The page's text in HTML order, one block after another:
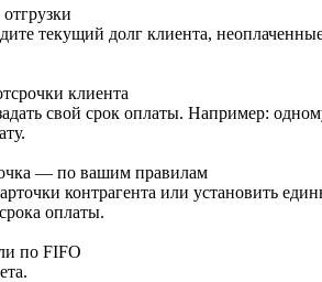
текущий долг клиента,
клиента
свой срок оплаты. Например:
— по вашим правилам
контрагента или установить
оплаты.
по FIFO